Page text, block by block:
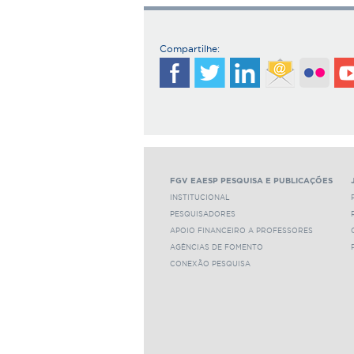
Compartilhe:
FGV EAESP PESQUISA E PUBLICAÇÕES
INSTITUCIONAL
PESQUISADORES
APOIO FINANCEIRO A PROFESSORES
AGÊNCIAS DE FOMENTO
CONEXÃO PESQUISA